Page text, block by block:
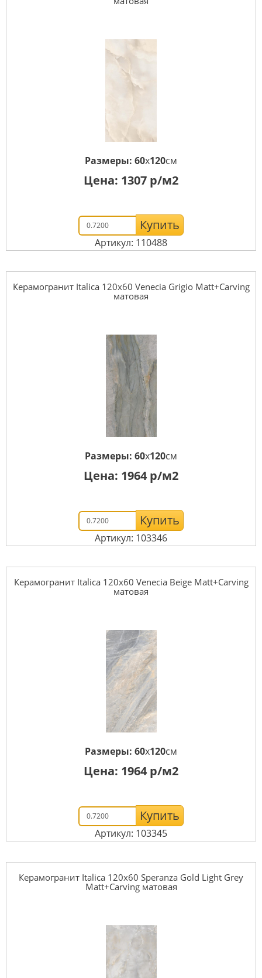
Размеры: 60x120см
Цена: 1307 р/м2
Купить
Артикул: 110488
Керамогранит Italica 120x60 Venecia Grigio Matt+Carving
матовая
Размеры: 60x120см
Цена: 1964 р/м2
Купить
Артикул: 103346
Керамогранит Italica 120x60 Venecia Beige Matt+Carving
матовая
Размеры: 60x120см
Цена: 1964 р/м2
Купить
Артикул: 103345
Керамогранит Italica 120x60 Speranza Gold Light Grey
Matt+Carving матовая